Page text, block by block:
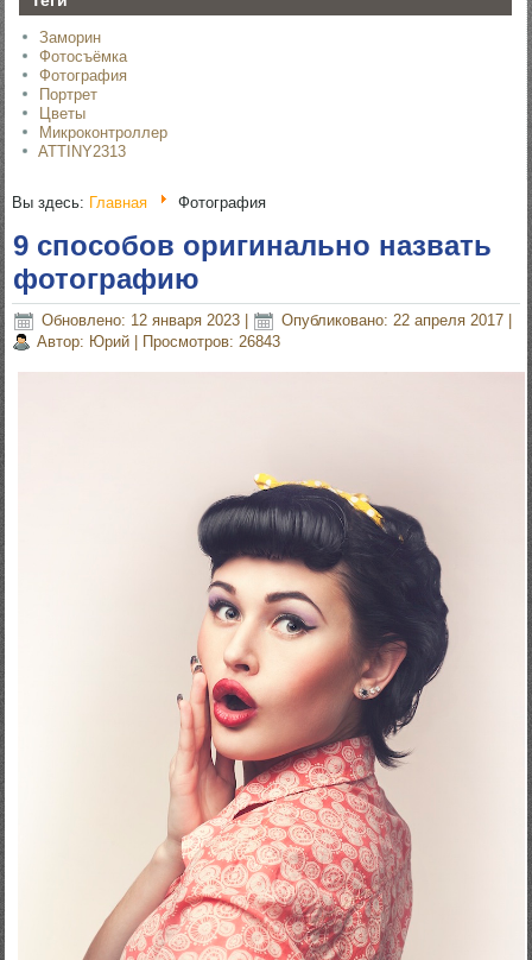
Заморин
Фотосъёмка
Фотография
Портрет
Цветы
Микроконтроллер
ATTINY2313
Вы здесь: Главная Фотография
9 способов оригинально назвать
фотографию
Обновлено: 12 января 2023 Опубликовано: 22 апреля 2017
Автор: Юрий
Просмотров: 26843